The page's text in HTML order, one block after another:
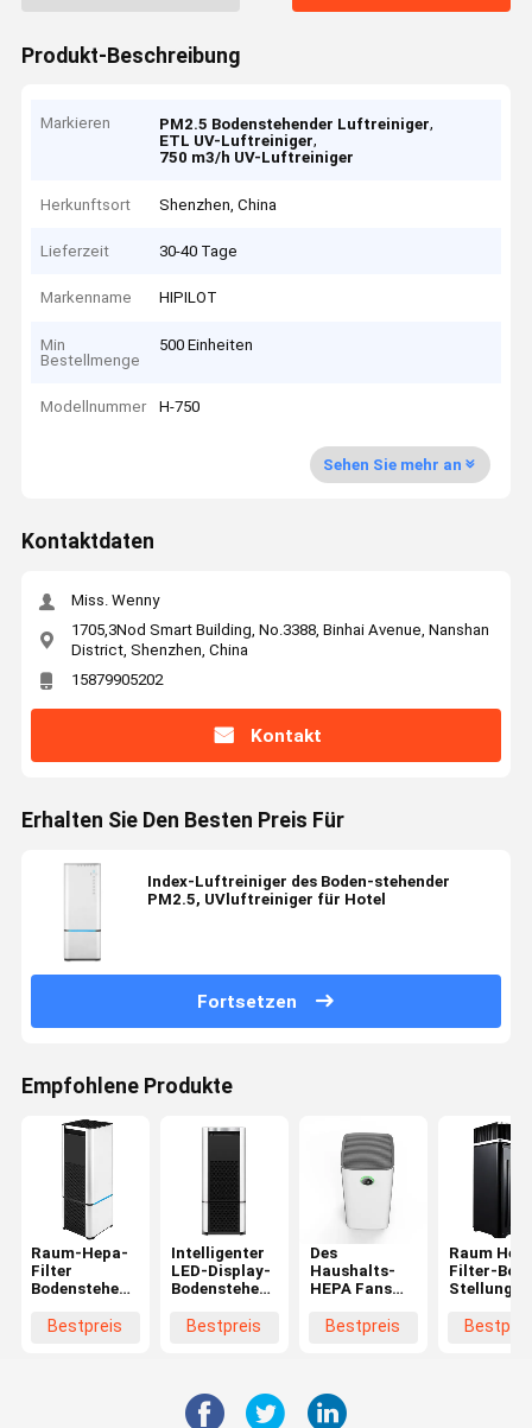
Produkt-Beschreibung
Markieren PM2.5 Bodenstehender Luftreiniger,
ETL UV-Luftreiniger,
750 m3/h UV-Luftreiniger
Herkunftsort Shenzhen, China
Lieferzeit 30-40 Tage
Markenname HIPILOT
Min
Bestellmenge
500 Einheiten
Modellnummer H-750
Sehen Sie mehr an
Kontaktdaten
Miss. Wenny
1705,3Nod Smart Building, No.3388, Binhai Avenue, Nanshan
District, Shenzhen, China
15879905202
Kontakt
Erhalten Sie Den Besten Preis Für
Index-Luftreiniger des Boden-stehender
PM2.5, UVluftreiniger für Hotel
Fortsetzen
Empfohlene Produkte
Raum-Hepa-
Filter
Bodenstehender
Aktive
Bestpreis
Intelligenter
LED-Display-
Bodenstehender
Mini Portable
Bestpreis
Des
Haushalts-
HEPA Fans
luftreiniger-5
Bestpreis
Raum
Filter-
Stellungs-
Smart